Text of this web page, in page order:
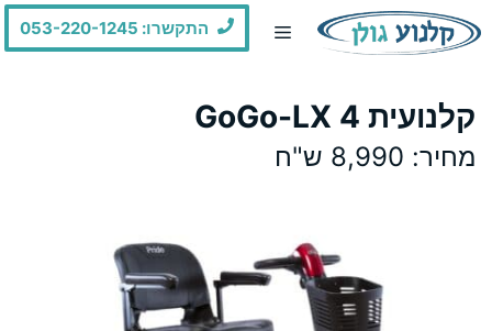
לדלג
לתוכן
התקשרו: 053-220-1245
קלנועית GoGo-LX 4
מחיר: 8,990 ש"ח